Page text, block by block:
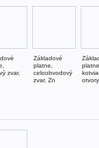
zvar,
Základové
platne,
celoobvodový
zvar, Zn